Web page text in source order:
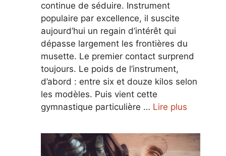
continue de séduire. Instrument
populaire par excellence, il suscite
aujourd’hui un regain d’intérêt qui
dépasse largement les frontières du
musette. Le premier contact surprend
toujours. Le poids de l’instrument,
d’abord : entre six et douze kilos selon
les modèles. Puis vient cette
gymnastique particulière … Lire plus